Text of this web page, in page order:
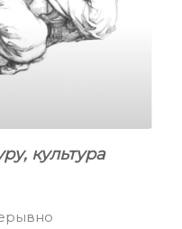
культура